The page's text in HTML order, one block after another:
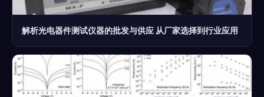
解析光电器件测试仪器的批发与供应 从厂家选择到行业应用